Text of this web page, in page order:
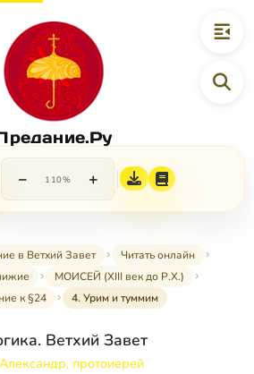
− 110% +
в Ветхий Завет
Читать онлайн
МОИСЕЙ (XIII век до Р.Х.)
к §24
4. Урим и туммим
Ветхий Завет
протоиерей